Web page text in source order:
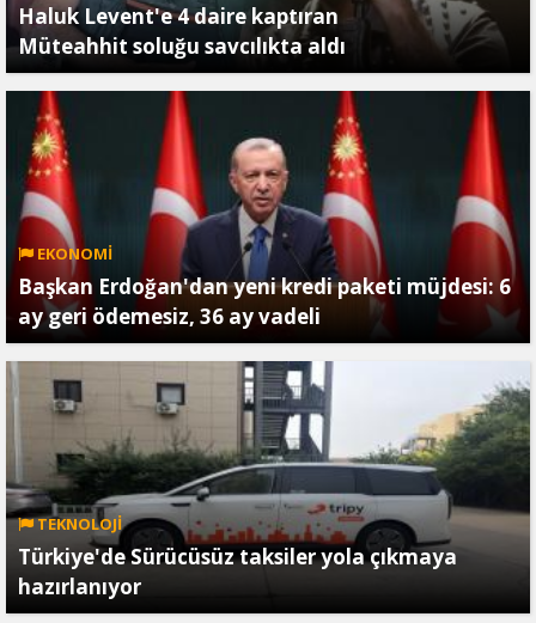
Haluk Levent'e 4 daire kaptıran
Müteahhit soluğu savcılıkta aldı
EKONOMİ
Başkan Erdoğan'dan yeni kredi paketi müjdesi: 6
ay geri ödemesiz, 36 ay vadeli
TEKNOLOJİ
Türkiye'de Sürücüsüz taksiler yola çıkmaya
hazırlanıyor